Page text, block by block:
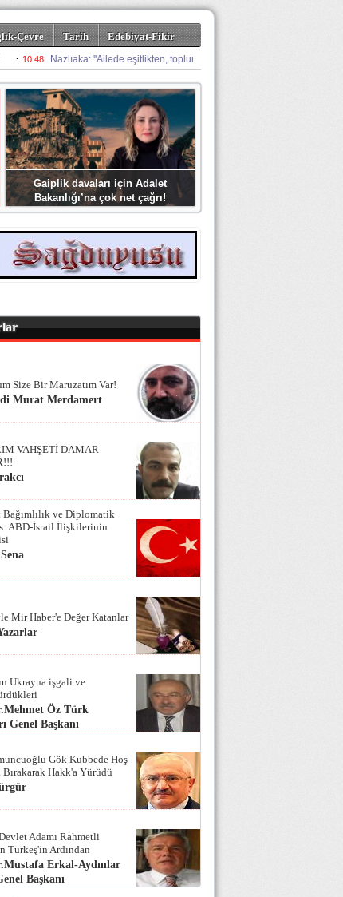
Çevre Tarih
Edebiyat-Fikir
Gaiplik davaları için Adalet
Bakanlığı’na çok net çağrı!
Size Bir Maruzatım Var!
Murat Merdamert
VAHŞETİ DAMAR
ve Diplomatik
ABD-İsrail İlişkilerinin
Mir Haber'e Değer Katanlar
Ukrayna işgali ve
Öz Türk
Genel Başkanı
Gök Kubbede Hoş
Bırakarak Hakk'a Yürüdü
Adamı Rahmetli
Türkeş'in Ardından
Erkal-Aydınlar
Başkanı